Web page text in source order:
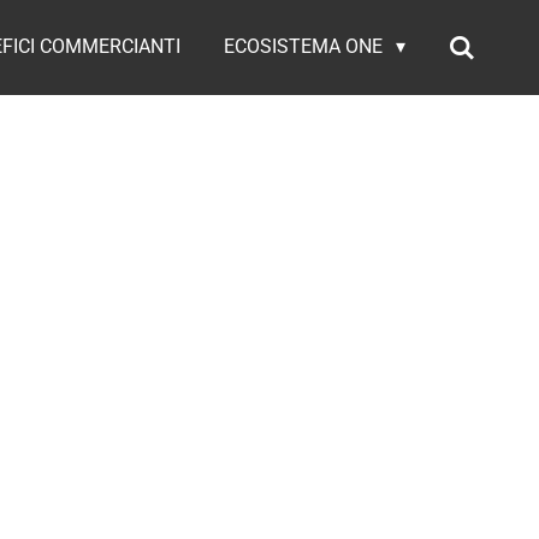
COMMERCIANTI ECOSISTEMA ONE